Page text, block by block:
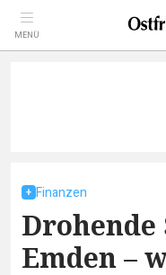
MENÜ
Finanzen
Emden –